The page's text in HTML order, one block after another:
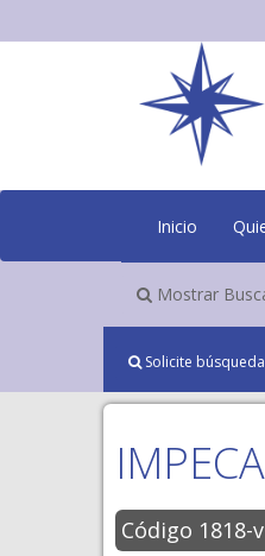
Inicio
Mostrar
Solicite búsqueda
Código 1818-